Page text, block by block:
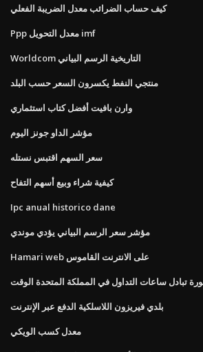
كيف حساب الضرائب معدل الضريبة الفعلي
Ppp معدل التحويل imf
Worldcom التاريخية الرسم البياني
منتجي النفط يكسرون السعر حسب البلد
وارن بافيت أفضل كتاب استثماري
مؤشر الداو جونز اليوم
سعر السهم اقتبس نستله
كيفية شراء وبيع أسهم التفاح
Ipc anual historico dane
مؤشر سعر الرسم البياني يؤدي موندي
Hamari web على الانترنت القاموس
تبادل ساعات التداول في المملكة المتحدة الوقت
بلدي فيريزون اللاسلكية الدفع عبر الإنترنت
معدل كسب الويكي